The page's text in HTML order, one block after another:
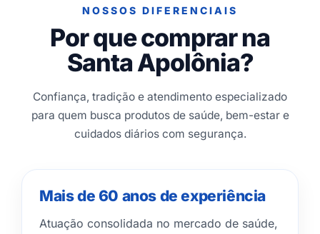
NOSSOS DIFERENCIAIS
Por que comprar na
Santa Apolônia?
Confiança, tradição e atendimento especializado
para quem busca produtos de saúde, bem-estar e
cuidados diários com segurança.
Mais de 60 anos de experiência
Atuação consolidada no mercado de saúde,